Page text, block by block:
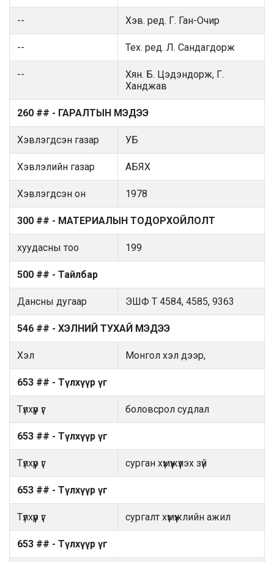
-- Хэв. ред. Г. Ган-Очир
-- Тех. ред. Л. Сандагдорж
--
Хян. Б. Цэдэндорж, Г.
Ханджав
260 ## - ГАРАЛТЫН МЭДЭЭ
Хэвлэгдсэн газар УБ
Хэвлэлийн газар АБЯХ
Хэвлэгдсэн он 1978
300 ## - МАТЕРИАЛЫН ТОДОРХОЙЛОЛТ
хуудасны тоо 199
500 ## - Тайлбар
Дансны дугаар ЭШФ Т 4584, 4585, 9363
546 ## - ХЭЛНИЙ ТУХАЙ МЭДЭЭ
Хэл Монгол хэл дээр,
653 ## - Түлхүүр үг
Түлхүүр үг боловсрол судлал
653 ## - Түлхүүр үг
Түлхүүр үг сурган хүмүүжүүлэх зүй
653 ## - Түлхүүр үг
Түлхүүр үг сургалт хүмүүжлийн ажил
653 ## - Түлхүүр үг